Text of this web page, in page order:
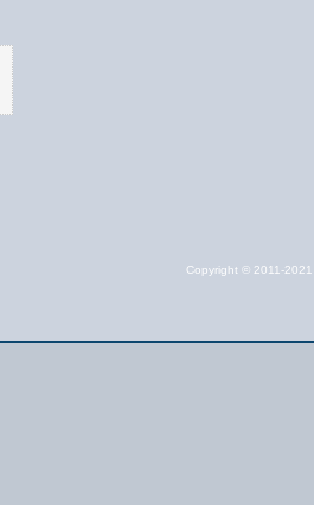
Copyright © 2011-